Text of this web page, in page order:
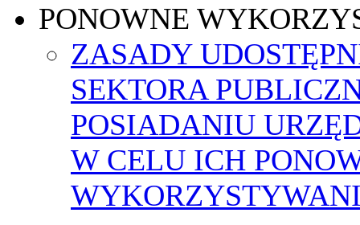
PONOWNE
ZASADY
SEKTORA
POSIADANIU
W CELU ICH